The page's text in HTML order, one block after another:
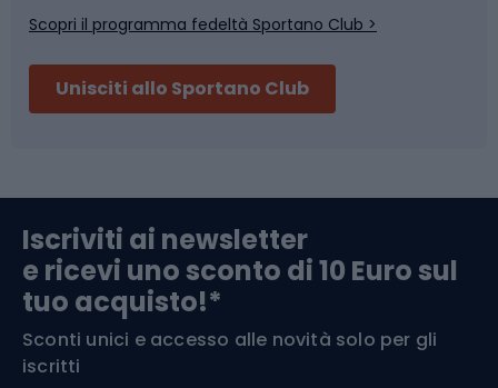
Abbigliamento da escursionismo
Componenti per biciclette
Arrampicata
Medicina dello sport
Scopri il programma fedeltà Sportano Club >
Unisciti allo Sportano Club
Iscriviti ai newsletter
e ricevi uno sconto di 10 Euro sul
tuo acquisto!*
Sconti unici e accesso alle novità solo per gli
iscritti